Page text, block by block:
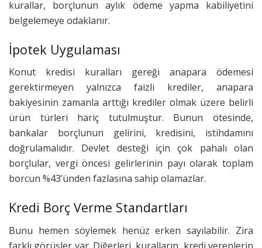
kurallar, borçlunun aylık ödeme yapma kabiliyetini
belgelemeye odaklanır.
İpotek Uygulaması
Konut kredisi kuralları gereği anapara ödemesi
gerektirmeyen yalnızca faizli krediler, anapara
bakiyesinin zamanla arttığı krediler olmak üzere belirli
ürün türleri hariç tutulmuştur. Bunun ötesinde,
bankalar borçlunun gelirini, kredisini, istihdamını
doğrulamalıdır. Devlet desteği için çok pahalı olan
borçlular, vergi öncesi gelirlerinin payı olarak toplam
borcun %43’ünden fazlasına sahip olamazlar.
Kredi Borç Verme Standartları
Bunu hemen söylemek henüz erken sayılabilir. Zira